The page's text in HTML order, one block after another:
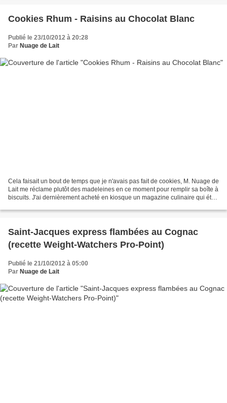
Cookies Rhum - Raisins au Chocolat Blanc
Publié le 23/10/2012 à 20:28
Par Nuage de Lait
Cela faisait un bout de temps que je n'avais pas fait de cookies, M. Nuage de
Lait me réclame plutôt des madeleines en ce moment pour remplir sa boîte à
biscuits. J'ai dernièrement acheté en kiosque un magazine culinaire qui était
Saint-Jacques express flambées au Cognac
(recette Weight-Watchers Pro-Point)
Publié le 21/10/2012 à 05:00
Par Nuage de Lait